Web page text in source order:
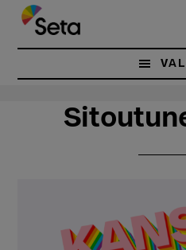
Hyppää
pääsisältöön
Hyppää
ensisijaiseen
sivupalkkiin